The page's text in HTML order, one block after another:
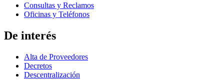
Consultas y Reclamos
Oficinas y Teléfonos
De interés
Alta de Proveedores
Decretos
Descentralización